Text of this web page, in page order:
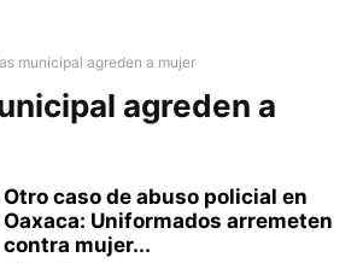
municipal agreden a mujer
agreden a
Otro caso de abuso policial en
Oaxaca: Uniformados arremeten
contra mujer...